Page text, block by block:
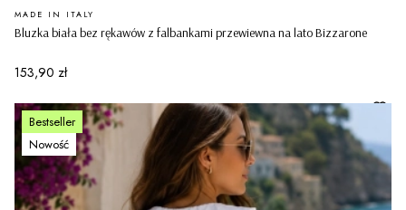
Bluzka biała bez rękawów z falbankami przewiewna na lato Bizzarone
PRODUCENT
MADE IN ITALY
Cena
153,90 zł
Bestseller
Nowość